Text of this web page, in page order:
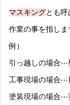
マスキングとも
作業の事を指しま
例）
引っ越しの場合⋯
工事現場の場合⋯
塗装現場の場合⋯